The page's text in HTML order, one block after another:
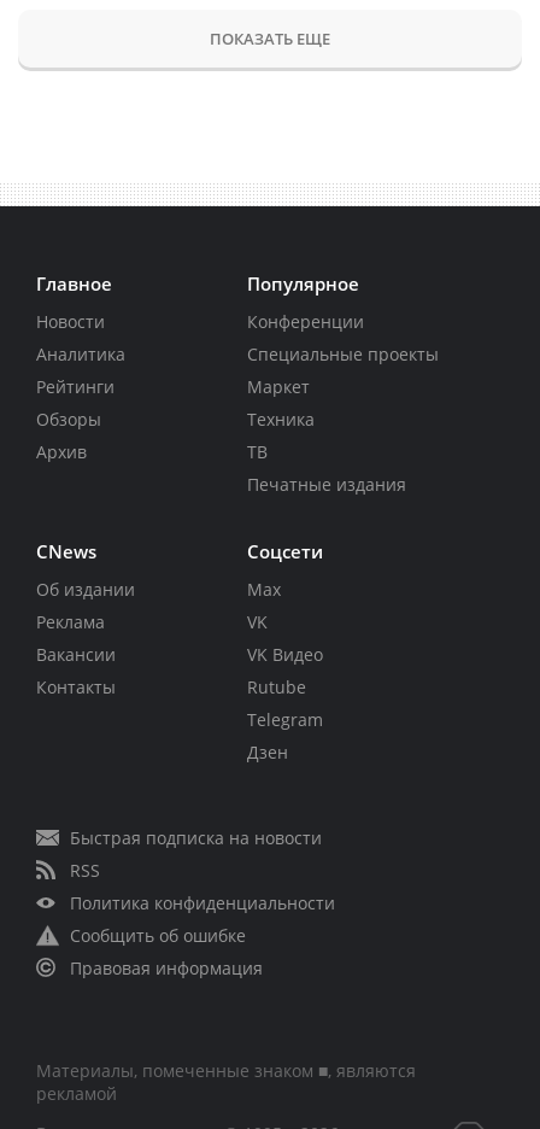
ПОКАЗАТЬ ЕЩЕ
Главное
Новости
Аналитика
Рейтинги
Обзоры
Архив
Популярное
Конференции
Специальные проекты
Маркет
Техника
ТВ
Печатные издания
CNews
Об издании
Реклама
Вакансии
Контакты
Соцсети
Max
VK
VK Видео
Rutube
Telegram
Дзен
Быстрая подписка на новости
RSS
Политика конфиденциальности
Сообщить об ошибке
Правовая информация
Материалы, помеченные знаком ■, являются
рекламой